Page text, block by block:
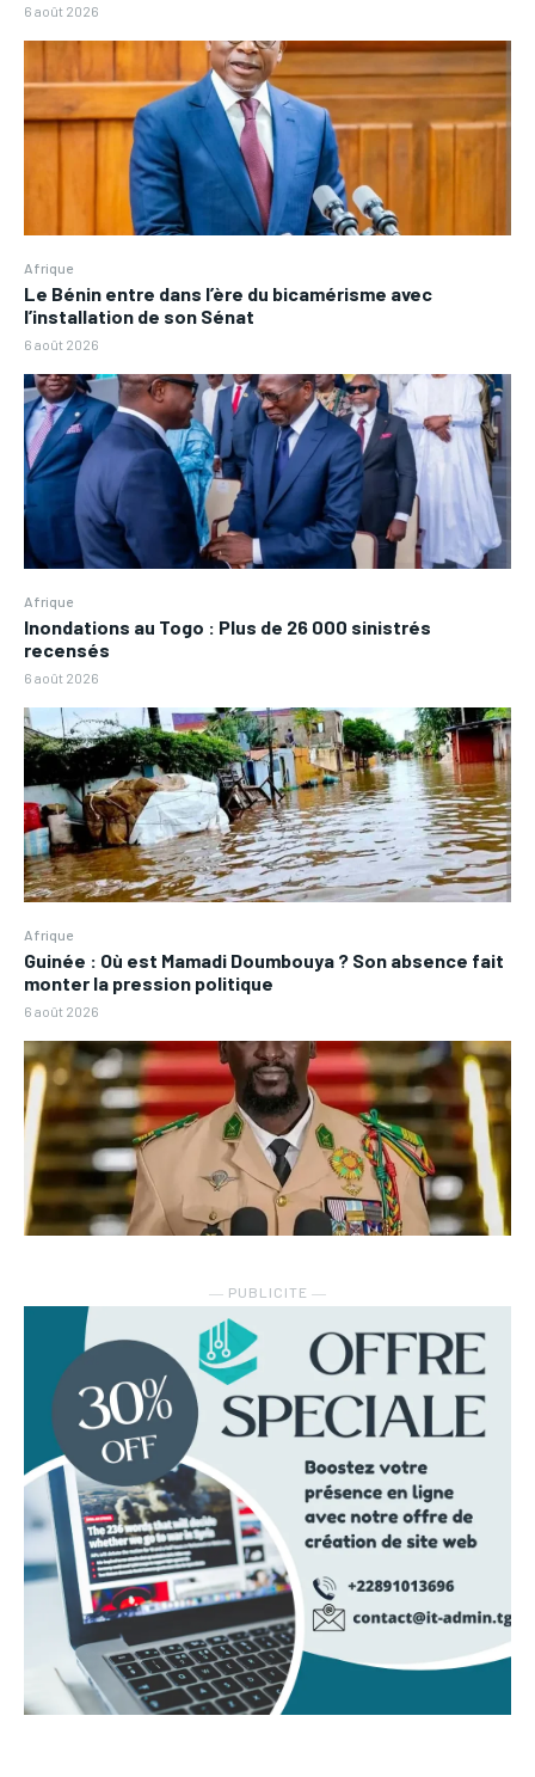
6 août 2026
Afrique
Le Bénin entre dans l’ère du bicamérisme avec
l’installation de son Sénat
6 août 2026
Afrique
Inondations au Togo : Plus de 26 000 sinistrés
recensés
6 août 2026
Afrique
Guinée : Où est Mamadi Doumbouya ? Son absence fait
monter la pression politique
6 août 2026
― PUBLICITE ―